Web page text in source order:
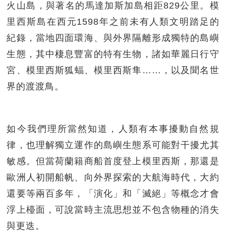
火山島，與著名的馬達加斯加島相距829公里。模
里西斯島在西元1598年之前未有人類文明踏足的
紀錄，當地四面環海、與外界隔離形成獨特的島嶼
生態，其中棲息豐富的特有生物，諸如華麗日行守
宮、模里西斯狐蝠、模里西斯隼……，以及聞名世
界的渡渡鳥。
如今我們理所當然知道，人類有本事擾動自然規
律，也理解獨立運作的島嶼生態系可能對干擾尤其
敏感。但當荷蘭籍商船首度登上模里西斯，那還是
歐洲人初開船帆、向外界探索的大航海時代，大約
還要等兩百多年，「演化」和「滅絕」等概念才會
浮上檯面，可說當時主流思想並不包含物種的消失
與更迭。